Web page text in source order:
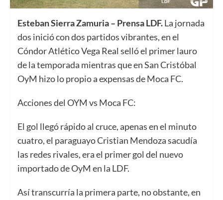
Esteban Sierra Zamuria – Prensa LDF.La jornada
dos inició con dos partidos vibrantes, en el
Cóndor Atlético Vega Real selló el primer lauro
de la temporada mientras que en San Cristóbal
OyM hizo lo propio a expensas de Moca FC.
Acciones del OYM vs Moca FC:
El gol llegó rápido al cruce, apenas en el minuto
cuatro, el paraguayo Cristian Mendoza sacudía
las redes rivales, era el primer gol del nuevo
importado de OyM en la LDF.
Así transcurría la primera parte, no obstante, en